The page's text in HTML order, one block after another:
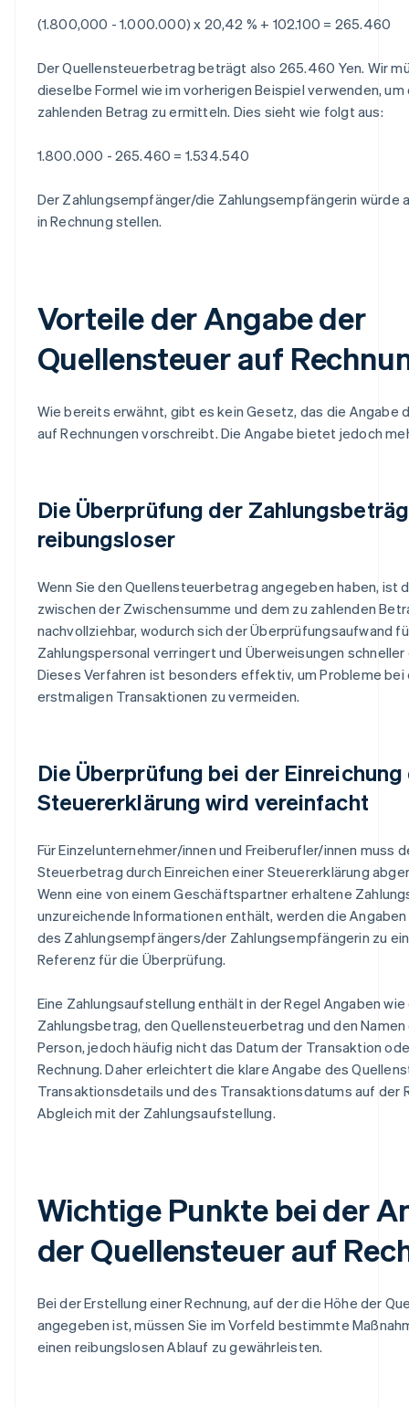
(1.800,000 - 1.000.000) x 20,42 % + 102.100 = 265.460
Der Quellensteuerbetrag beträgt also 265.460 Yen. Wir
dieselbe Formel wie im vorherigen Beispiel verwenden,
zahlenden Betrag zu ermitteln. Dies sieht wie folgt aus:
1.800.000 - 265.460 = 1.534.540
Der Zahlungsempfänger/die Zahlungsempfängerin würde
in Rechnung stellen.
Vorteile der Angabe der
Quellensteuer auf
Wie bereits erwähnt, gibt es kein Gesetz, das die Angabe
auf Rechnungen vorschreibt. Die Angabe bietet jedoch
Die Überprüfung der
reibungsloser
Wenn Sie den Quellensteuerbetrag angegeben haben, ist
zwischen der Zwischensumme und dem zu zahlenden
nachvollziehbar, wodurch sich der Überprüfungsaufwand
Zahlungspersonal verringert und Überweisungen
Dieses Verfahren ist besonders effektiv, um Probleme bei
erstmaligen Transaktionen zu vermeiden.
Die Überprüfung bei der
Steuererklärung wird vereinfacht
Für Einzelunternehmer/innen und Freiberufler/innen muss
Steuerbetrag durch Einreichen einer Steuererklärung
Wenn eine von einem Geschäftspartner erhaltene
unzureichende Informationen enthält, werden die
des Zahlungsempfängers/der Zahlungsempfängerin zu
Referenz für die Überprüfung.
Eine Zahlungsaufstellung enthält in der Regel Angaben wie
Zahlungsbetrag, den Quellensteuerbetrag und den
Person, jedoch häufig nicht das Datum der Transaktion
Rechnung. Daher erleichtert die klare Angabe des
Transaktionsdetails und des Transaktionsdatums auf der
Abgleich mit der Zahlungsaufstellung.
Wichtige Punkte bei der
der Quellensteuer auf
Bei der Erstellung einer Rechnung, auf der die Höhe der
angegeben ist, müssen Sie im Vorfeld bestimmte
einen reibungslosen Ablauf zu gewährleisten.